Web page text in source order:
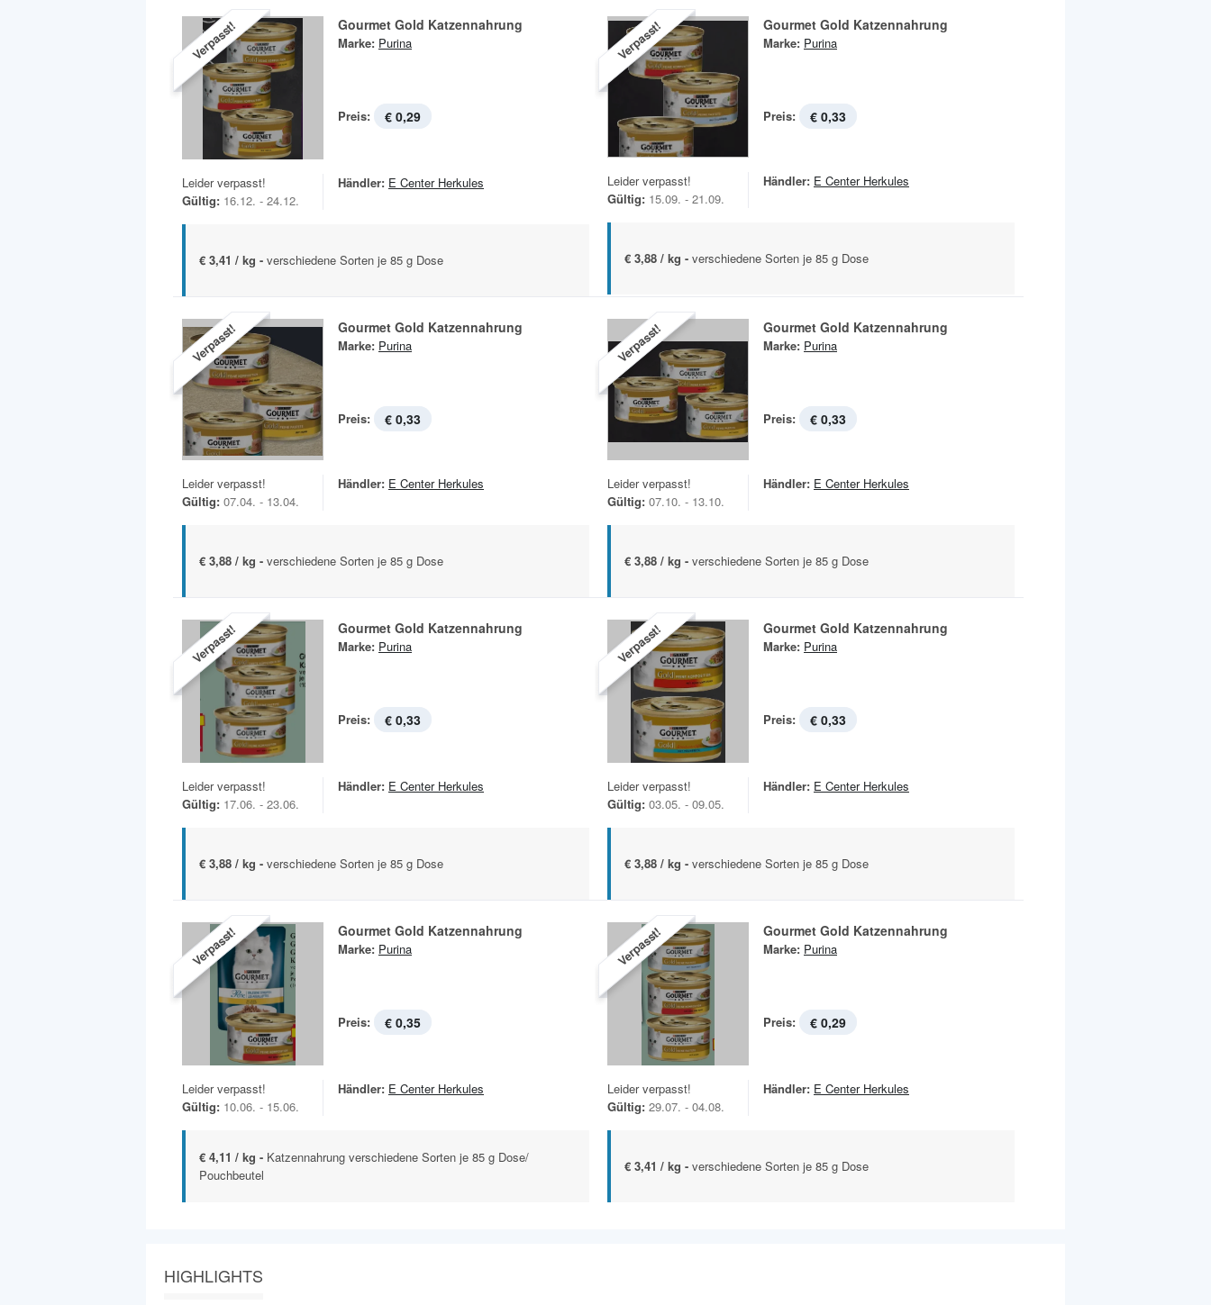
Verpasst! Gourmet Gold Katzennahrung
Marke: Purina
Preis: € 0,29
Leider verpasst!
Gültig: 16.12. - 24.12.
Händler: E Center Herkules
€ 3,41 / kg - verschiedene Sorten je 85 g Dose
Verpasst! Gourmet Gold Katzennahrung
Marke: Purina
Preis: € 0,33
Leider verpasst!
Gültig: 15.09. - 21.09.
Händler: E Center Herkules
€ 3,88 / kg - verschiedene Sorten je 85 g Dose
Verpasst! Gourmet Gold Katzennahrung
Marke: Purina
Preis: € 0,33
Leider verpasst!
Gültig: 07.04. - 13.04.
Händler: E Center Herkules
€ 3,88 / kg - verschiedene Sorten je 85 g Dose
Verpasst! Gourmet Gold Katzennahrung
Marke: Purina
Preis: € 0,33
Leider verpasst!
Gültig: 07.10. - 13.10.
Händler: E Center Herkules
€ 3,88 / kg - verschiedene Sorten je 85 g Dose
Verpasst! Gourmet Gold Katzennahrung
Marke: Purina
Preis: € 0,33
Leider verpasst!
Gültig: 17.06. - 23.06.
Händler: E Center Herkules
€ 3,88 / kg - verschiedene Sorten je 85 g Dose
Verpasst! Gourmet Gold Katzennahrung
Marke: Purina
Preis: € 0,33
Leider verpasst!
Gültig: 03.05. - 09.05.
Händler: E Center Herkules
€ 3,88 / kg - verschiedene Sorten je 85 g Dose
Verpasst! Gourmet Gold Katzennahrung
Marke: Purina
Preis: € 0,35
Leider verpasst!
Gültig: 10.06. - 15.06.
Händler: E Center Herkules
€ 4,11 / kg - Katzennahrung verschiedene Sorten je 85 g Dose/
Pouchbeutel
Verpasst! Gourmet Gold Katzennahrung
Marke: Purina
Preis: € 0,29
Leider verpasst!
Gültig: 29.07. - 04.08.
Händler: E Center Herkules
€ 3,41 / kg - verschiedene Sorten je 85 g Dose
HIGHLIGHTS